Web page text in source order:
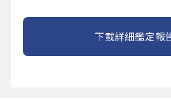
下載詳細鑑定報